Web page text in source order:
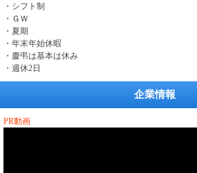
・シフト制
・ＧＷ
・夏期
・年末年始休暇
・慶弔は基本は休み
・週休2日
企業情報
PR動画